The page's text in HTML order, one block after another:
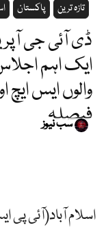
پاکستان تازہ ترین
ڈی آئی جی
ایک اہم
والوں ایس
فیصلہ
سب نیوز
اسلام آباد(آئی